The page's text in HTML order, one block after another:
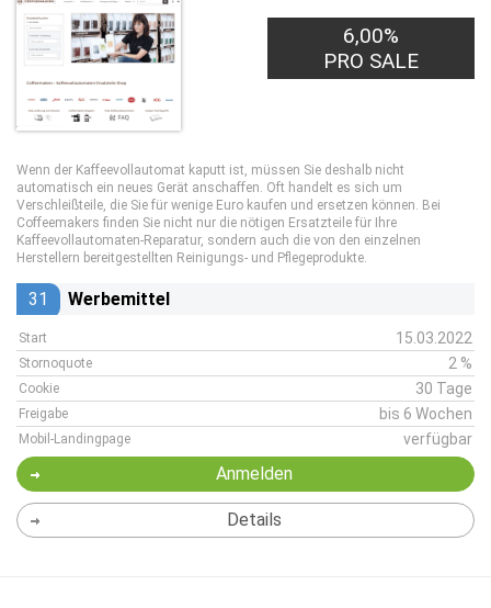
6,00%
PRO SALE
Wenn der Kaffeevollautomat kaputt ist, müssen Sie deshalb nicht
automatisch ein neues Gerät anschaffen. Oft handelt es sich um
Verschleißteile, die Sie für wenige Euro kaufen und ersetzen können. Bei
Coffeemakers finden Sie nicht nur die nötigen Ersatzteile für Ihre
Kaffeevollautomaten-Reparatur, sondern auch die von den einzelnen
Herstellern bereitgestellten Reinigungs- und Pflegeprodukte.
31 Werbemittel
Start 15.03.2022
Stornoquote 2 %
Cookie 30 Tage
Freigabe bis 6 Wochen
Mobil-Landingpage verfügbar
Anmelden
Details